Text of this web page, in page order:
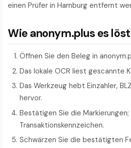
einen Prüfer in Hamburg entfernt
Wie anonym.plus es löst
Öffnen Sie den Beleg in
Das lokale OCR liest gescannte
Das Werkzeug hebt Einzahler,
hervor.
Bestätigen Sie die Markierungen;
Transaktionskennzeichen.
Schwärzen Sie die bestätigten